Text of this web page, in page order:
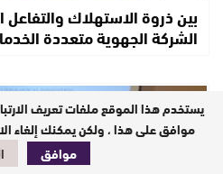
بين ذروة الاستهلاك
الشركة الجهوية متعددة
المجتمع المدني
يستخدم هذا الموقع ملفات تعريف
موافق على هذا ، ولكن يمكنك إلغاء
موافق